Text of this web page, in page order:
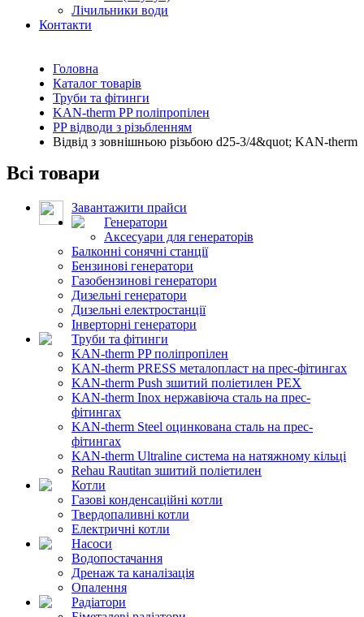
Лічильники води
Контакти
Головна
Каталог товарів
Труби та фітинги
KAN-therm PP поліпропілен
PP відводи з різьбленням
Відвід з зовнішньою різьбою d25-3/4&quot; KAN-therm
Всі товари
Завантажити прайси
Генератори
Аксесуари для генераторів
Балконні сонячні станції
Бензинові генератори
Газобензинові генератори
Дизельні генератори
Дизельні електростанції
Інверторні генератори
Труби та фітинги
KAN-therm PP поліпропілен
KAN-therm PRESS металопласт на прес-фітингах
KAN-therm Push зшитий поліетилен PEX
KAN-therm Inox нержавіюча сталь на прес-
фітингах
KAN-therm Steel оцинкована сталь на прес-
фітингах
KAN-therm Ultraline система на натяжному кільці
Rehau Rautitan зшитий поліетилен
Котли
Газові конденсаційні котли
Твердопаливні котли
Електричні котли
Насоси
Водопостачання
Дренаж та каналізація
Опалення
Радіатори